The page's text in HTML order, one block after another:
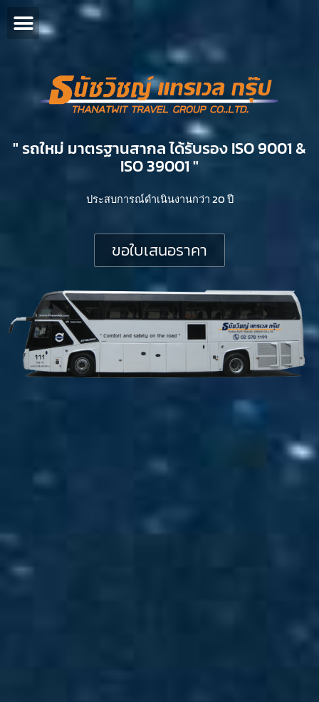
" รถใหม่ มาตรฐานสากล ได้รับรอง ISO 9001 &
ISO 39001 "​
ประสบการณ์ดำเนินงานกว่า 20 ปี
ขอใบเสนอราคา